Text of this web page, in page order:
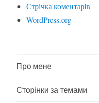
Стрічка коментарів
WordPress.org
Про мене
Сторінки за темами